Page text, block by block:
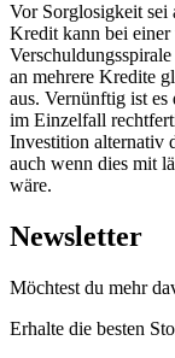
Vor Sorglosigkeit sei
Kredit kann bei einer
an mehrere Kredite
aus. Vernünftig ist
im Einzelfall
Investition alternativ
auch wenn dies mit
wäre.
Newsletter
Möchtest du mehr
Erhalte die besten